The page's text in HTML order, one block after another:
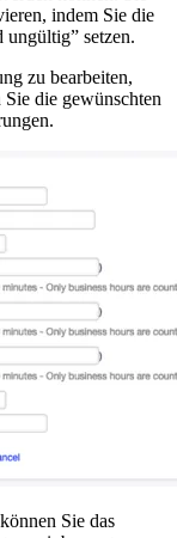
indem Sie die
setzen.
zu bearbeiten,
die gewünschten
Sie das